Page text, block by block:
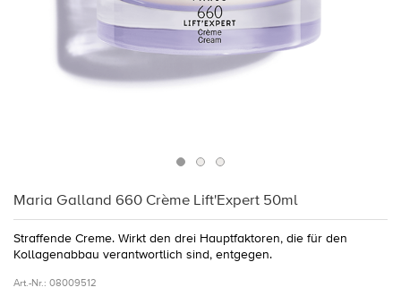
Maria Galland 660 Crème Lift'Expert 50ml
Straffende Creme. Wirkt den drei Hauptfaktoren, die für den
Kollagenabbau verantwortlich sind, entgegen.
Art.-Nr.: 08009512